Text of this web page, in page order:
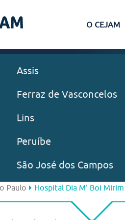
O CEJAM
Assis
Ferraz de Vasconcelos
Lins
Peruíbe
São José dos Campos
Paulo Hospital Dia M' Boi